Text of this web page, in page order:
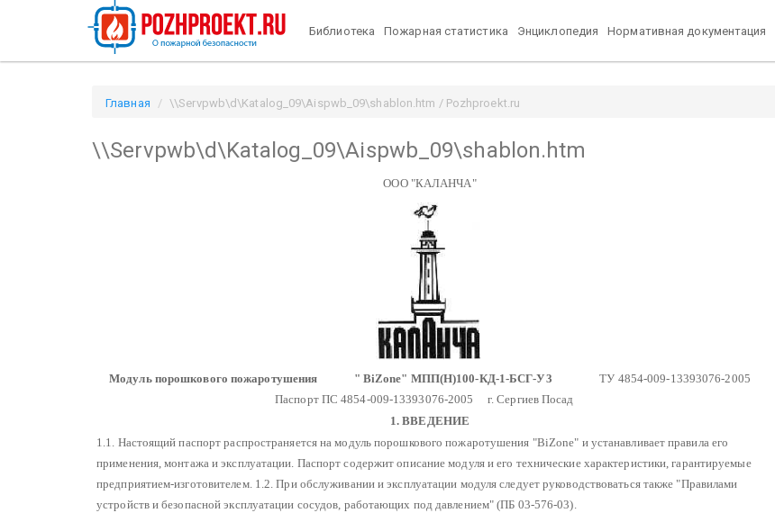
Библиотека Пожарная статистика Энциклопедия Нормативная документация
Главная \\Servpwb\d\Katalog_09\Aispwb_09\shablon.htm / Pozhproekt.ru
\\Servpwb\d\Katalog_09\Aispwb_09\shablon.htm
ООО "КАЛАНЧА"
Модуль порошкового пожаротушения " BiZone" МПП(Н)100-КД-1-БСГ-У3
ТУ 4854-009-13393076-2005
Паспорт ПС 4854-009-13393076-2005
г. Сергиев Посад
1. ВВЕДЕНИЕ
1.1. Настоящий паспорт распространяется на модуль порошкового пожаротушения "BiZone" и устанавливает правила его
применения, монтажа и эксплуатации. Паспорт содержит описание модуля и его технические характеристики, гарантируемые
предприятием-изготовителем. 1.2. При обслуживании и эксплуатации модуля следует руководствоваться также "Правилами
устройств и безопасной эксплуатации сосудов, работающих под давлением" (ПБ 03-576-03).